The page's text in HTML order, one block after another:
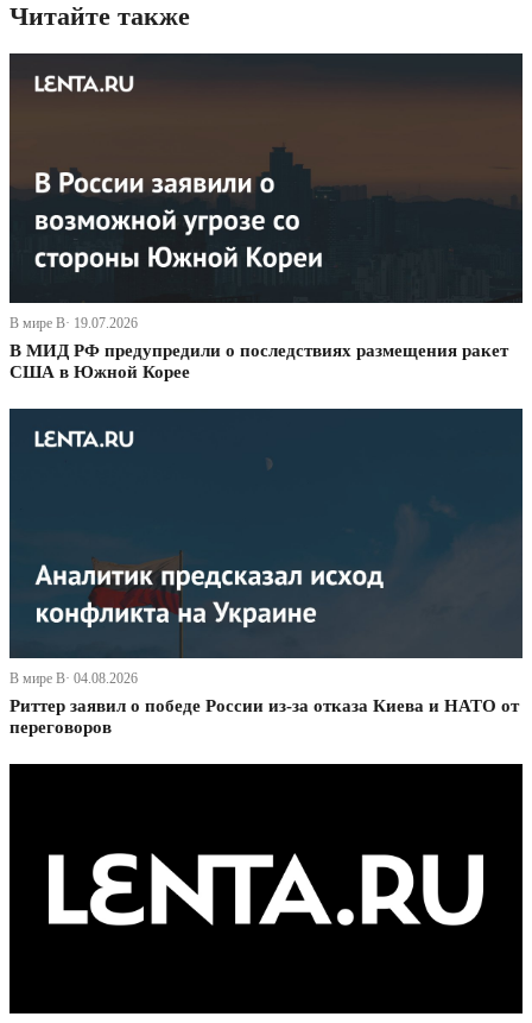
Читайте также
В мире В· 19.07.2026
В МИД РФ предупредили о последствиях размещения ракет
США в Южной Корее
В мире В· 04.08.2026
Риттер заявил о победе России из-за отказа Киева и НАТО от
переговоров